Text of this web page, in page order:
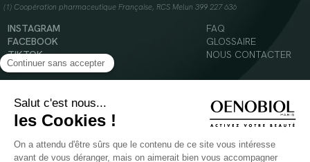
(1) Coopération pharmaceutique Française, RCS Melun 399 227 636
INSTAGRAM
FACEBOOK
TIKTOK
YOUTUBE
FAQ
GLOSSAIRE
NOUS CONTACTER
© 2024 Oenobiol Paris
Mentions légales
Politique en matière de cookies